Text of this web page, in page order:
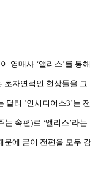
이 영매사 ‘앨리스’를 통해
초자연적인 현상들을 그
달리 ‘인시디어스3’는 전
는 속편)로 ‘앨리스’라는
문에 굳이 전편을 모두 감